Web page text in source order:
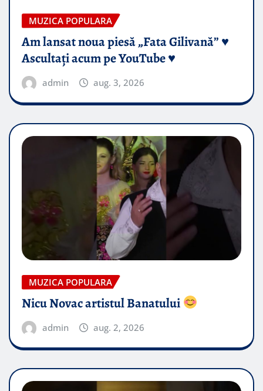
MUZICA POPULARA
Am lansat noua piesă „Fata Gilivană” ♥️
Ascultați acum pe YouTube ♥️
admin aug. 3, 2026
MUZICA POPULARA
Nicu Novac artistul Banatului
admin aug. 2, 2026